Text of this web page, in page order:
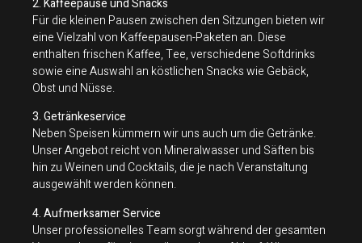
2. Kaffeepause und Snacks
Für die kleinen Pausen zwischen den Sitzungen bieten wir
eine Vielzahl von Kaffeepausen-Paketen an. Diese
enthalten frischen Kaffee, Tee, verschiedene Softdrinks
sowie eine Auswahl an köstlichen Snacks wie Gebäck,
Obst und Nüsse.
3. Getränkeservice
Neben Speisen kümmern wir uns auch um die Getränke.
Unser Angebot reicht von Mineralwasser und Säften bis
hin zu Weinen und Cocktails, die je nach Veranstaltung
ausgewählt werden können.
4. Aufmerksamer Service
Unser professionelles Team sorgt während der gesamten